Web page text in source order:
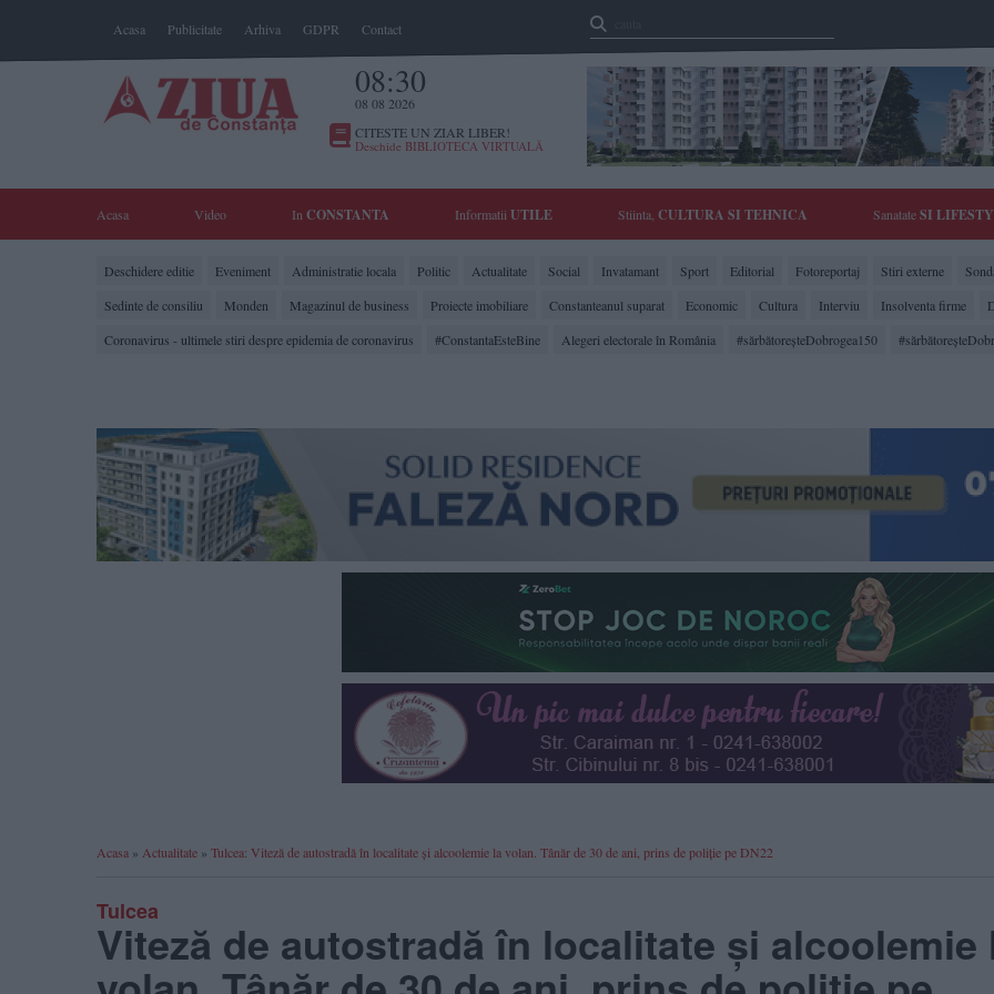
Acasa Publicitate Arhiva GDPR Contact
08:30
08 08 2026
CITESTE UN ZIAR LIBER!
Deschide BIBLIOTECA VIRTUALĂ
Acasa Video In CONSTANTA Informatii UTILE Stiinta, CULTURA SI TEHNICA SanatateSI
Deschidere editie Eveniment Administratie locala Politic Actualitate Social Invatamant Sport Editorial Fotoreportaj Stiri externe
Sedinte de consiliu
Monden Magazinul de business Proiecte imobiliare Constanteanul suparat Economic Cultura Interviu Insolventa firme
Coronavirus - ultimele stiri despre epidemia de coronavirus
#ConstantaEsteBine Alegeri electorale în România #sărbătoreşteDobrogea150
Acasa » Actualitate » Tulcea: Viteză de autostradă în localitate și alcoolemie la volan. Tânăr de 30 de ani, prins de poliție pe DN22
Tulcea
Viteză de autostradă în localitate și alcoolemie